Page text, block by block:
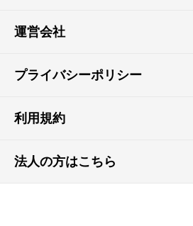
運営会社
プライバシーポリシー
利用規約
法人の方はこちら